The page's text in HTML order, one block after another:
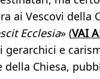
ai Vescovi della
Ecclesia» (VAI
gerarchici e
della Chiesa,